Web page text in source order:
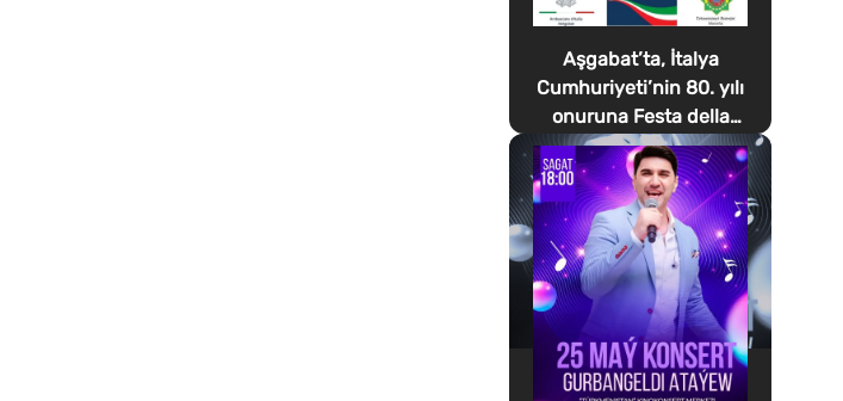
Aşgabat’ta, İtalya
Cumhuriyeti’nin 80. yılı
onuruna Festa della
Musica düzenlenecek